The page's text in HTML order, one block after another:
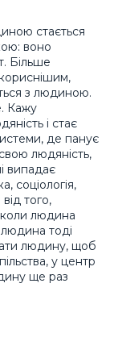
стається
воно
Більше
з людиною.
Кажу
і стає
де панує
людяність,
випадає
соціологія,
того,
людина
людина тоді
людину, щоб
у центр
ще раз